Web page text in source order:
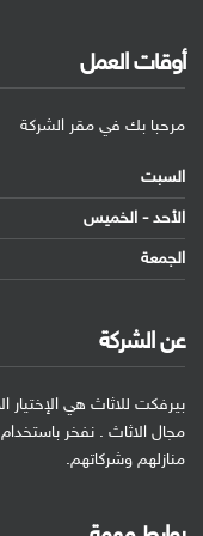
أوقات العمل
مرحبا بك في مقر الشركة
السبت
الأحد - الخميس
الجمعة
عن الشركة
بيرفكت للاثاث هي
مجال الاثاث . نفخر
منازلهم وشركاتهم.